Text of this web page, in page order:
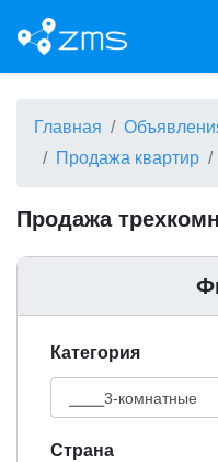
Главная
Продажа квартир
Продажа
Категория
Cтрана